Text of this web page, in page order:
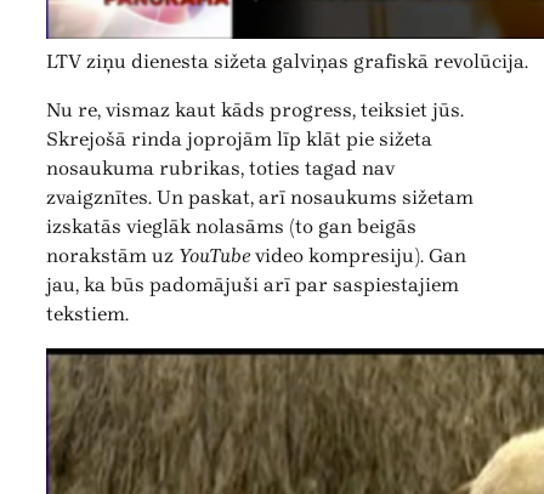
LTV ziņu dienesta sižeta galviņas grafiskā revolūcija.
Nu re, vismaz kaut kāds progress, teiksiet jūs.
Skrejošā rinda joprojām līp klāt pie sižeta
nosaukuma rubrikas, toties tagad nav
zvaigznītes. Un paskat, arī nosaukums sižetam
izskatās vieglāk nolasāms (to gan beigās
norakstām uz YouTubevideo kompresiju). Gan
jau, ka būs padomājuši arī par saspiestajiem
tekstiem.